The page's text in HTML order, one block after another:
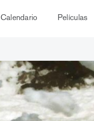
Calendario Películas